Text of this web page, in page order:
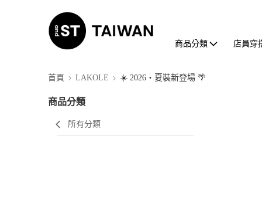
商品分類 店員穿
首頁 LAKOLE ☀️ 2026・夏裝新登場 🌴
商品分類
所有分類